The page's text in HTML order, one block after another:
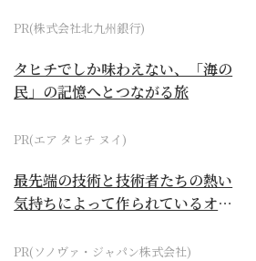
PR(株式会社北九州銀行)
タヒチでしか味わえない、「海の
民」の記憶へとつながる旅
PR(エア タヒチ ヌイ)
最先端の技術と技術者たちの熱い
気持ちによって作られているオー
PR(ソノヴァ・ジャパン株式会社)